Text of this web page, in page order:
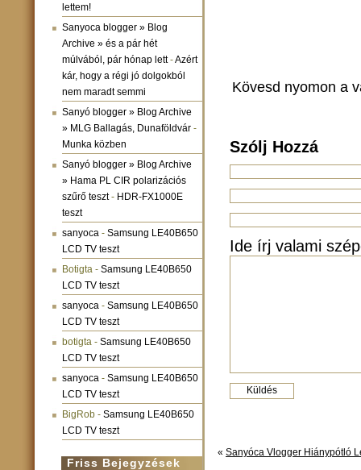
lettem!
Sanyoca blogger » Blog
Archive » és a pár hét
múlvából, pár hónap lett-Azért
kár, hogy a régi jó dolgokból
nem maradt semmi
Sanyó blogger » Blog Archive
» MLG Ballagás, Dunaföldvár -
Munka közben
Sanyó blogger » Blog Archive
» Hama PL CIR polarizációs
szűrő teszt- HDR-FX1000E
teszt
sanyoca - Samsung LE40B650
LCD TV teszt
Botigta - Samsung LE40B650
LCD TV teszt
sanyoca - Samsung LE40B650
LCD TV teszt
botigta - Samsung LE40B650
LCD TV teszt
sanyoca - Samsung LE40B650
LCD TV teszt
BigRob - Samsung LE40B650
LCD TV teszt
Friss Bejegyzések
Kövesd nyomon a
Szólj Hozzá
Ide írj valami
« Sanyóca Vlogger Hiánypótló